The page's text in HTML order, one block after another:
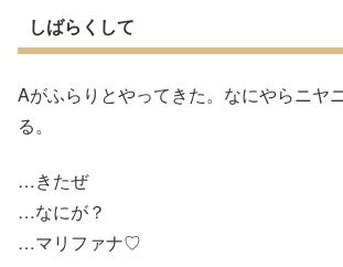
しばらくして
Aがふらりとやってきた。なにやらニヤ
る。
…きたぜ
…なにが？
…マリファナ♡